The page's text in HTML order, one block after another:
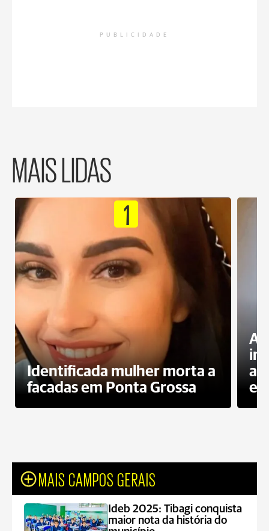
PUBLICIDADE
MAIS LIDAS
1
Identificada mulher morta a
facadas em Ponta Grossa
MAIS CAMPOS GERAIS
Ideb 2025: Tibagi conquista
maior nota da história do